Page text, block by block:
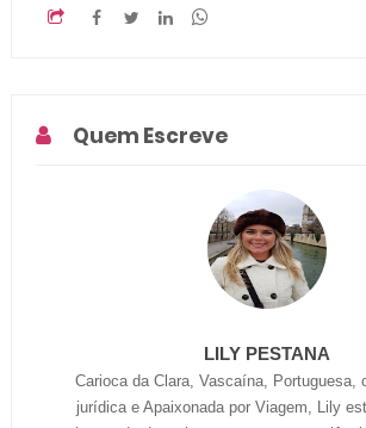
Quem Escreve
LILY PESTANA
Carioca da Clara, Vascaína, Portuguesa,
jurídica e Apaixonada por Viagem, Lily